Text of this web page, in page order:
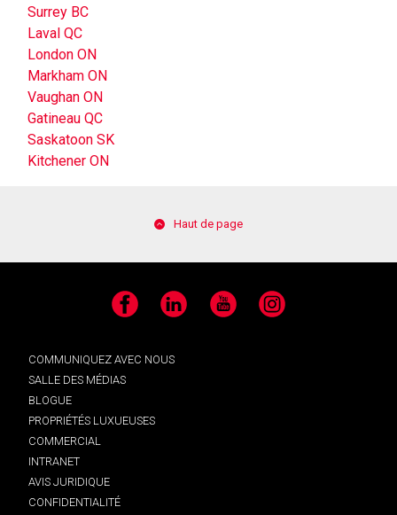
Surrey BC
Laval QC
London ON
Markham ON
Vaughan ON
Gatineau QC
Saskatoon SK
Kitchener ON
Haut de page
Facebook LinkedIn YouTube Instagram
COMMUNIQUEZ AVEC NOUS
SALLE DES MÉDIAS
BLOGUE
PROPRIÉTÉS LUXUEUSES
COMMERCIAL
INTRANET
AVIS JURIDIQUE
CONFIDENTIALITÉ